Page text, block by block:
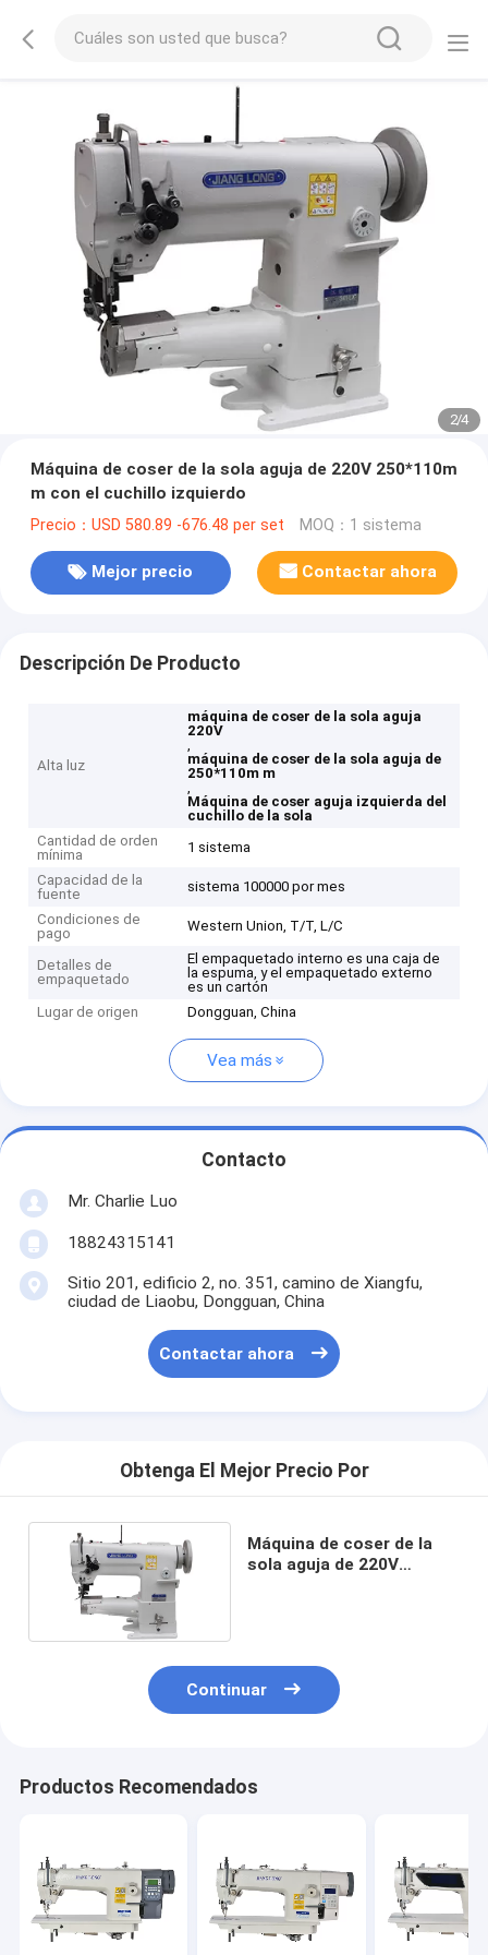
2/4
Máquina de coser de la sola aguja de 220V 250*110m
m con el cuchillo izquierdo
Precio：USD 580.89 -676.48 per set MOQ：1 sistema
Mejor precio Contactar ahora
Descripción De Producto
Alta luz
máquina de coser de la sola aguja
220V
,
máquina de coser de la sola aguja de
250*110m m
,
Máquina de coser aguja izquierda del
cuchillo de la sola
Cantidad de orden
mínima
1 sistema
Capacidad de la
fuente
sistema 100000 por mes
Condiciones de
pago
Western Union, T/T, L/C
Detalles de
empaquetado
El empaquetado interno es una caja de
la espuma, y el empaquetado externo
es un cartón
Lugar de origen
Dongguan, China
Vea más
Contacto
Mr. Charlie Luo
18824315141
Sitio 201, edificio 2, no. 351, camino de Xiangfu,
ciudad de Liaobu, Dongguan, China
Contactar ahora
Obtenga El Mejor Precio Por
Máquina de coser de la
sola aguja de 220V
Continuar
Productos Recomendados